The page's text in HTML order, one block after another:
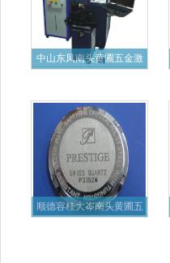
中山东凤南头黄圃五金激
顺德容桂大岑南头黄圃五